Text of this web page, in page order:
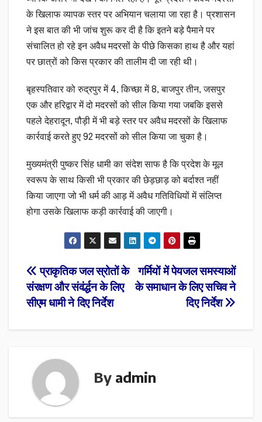
के खिलाफ व्यापक स्तर पर अभियान चलाया जा रहा है। प्रशासन
ने इस बात की भी जांच शुरू कर दी है कि इतने बड़े पैमाने पर
संचालित हो रहे इन अवैध मदरसों के पीछे किसका हाथ है और यहां
पर छात्रों को किस प्रकार की तालीम दी जा रही थी।
बृहस्पतिवार को रुद्रपुर में 4, किच्छा में 8, बाजपुर तीन, जसपुर
एक और हरिद्वार में दो मदरसों को सील किया गया जबकि इससे
पहले देहरादून, पौड़ी में भी बड़े स्तर पर अवैध मदरसों के खिलाफ
कार्रवाई करते हुए 92 मदरसों को सील किया जा चुका है।
मुख्यमंत्री पुष्कर सिंह धामी का संदेश साफ है कि प्रदेश के मूल
स्वरूप के साथ किसी भी प्रकार की छेड़छाड़ को बर्दाश्त नहीं
किया जाएगा जो भी धर्म की आड़ में अवैध गतिविधियों में संलिप्त
होगा उसके खिलाफ कड़ी कार्रवाई की जाएगी।
Post
navigation
गर्मियों में पेयजल समस्याओं
के समाधान के लिए सचिव ने
दिए निर्देश
प्राकृतिक जल स्रोतों के
संरक्षण और संवंर्द्धन के लिए
सीएम धामी ने दिए निर्देश
By admin